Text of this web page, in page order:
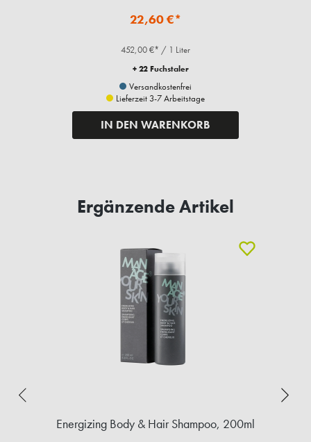
22,60 €*
452,00 €* / 1 Liter
+ 22 Fuchstaler
Versandkostenfrei
Lieferzeit 3-7 Arbeitstage
IN DEN WARENKORB
Ergänzende Artikel
Energizing Body & Hair Shampoo, 200ml